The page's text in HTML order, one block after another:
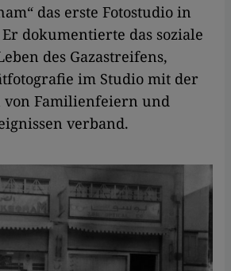
das erste Fotostudio in
dokumentierte das soziale
des Gazastreifens,
im Studio mit der
von Familienfeiern und
verband.